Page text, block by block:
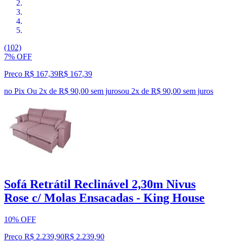
(102)
7% OFF
Preço R$ 167,39R$ 167,39
no Pix Ou 2x de R$ 90,00 sem jurosou 2x de R$ 90,00 sem juros
Sofá Retrátil Reclinável 2,30m Nivus
Rose c/ Molas Ensacadas - King House
10% OFF
Preço R$ 2.239,90R$ 2.239,90